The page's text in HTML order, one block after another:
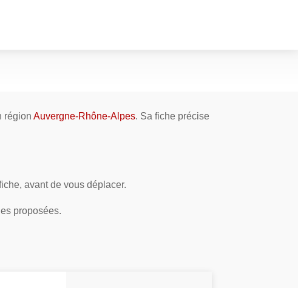
région Auvergne-Rhône-Alpes. Sa fiche précise
avant de vous déplacer.
proposées.